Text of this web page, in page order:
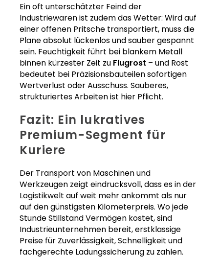
Ein oft unterschätzter Feind der
Industriewaren ist zudem das Wetter: Wird auf
einer offenen Pritsche transportiert, muss die
Plane absolut lückenlos und sauber gespannt
sein. Feuchtigkeit führt bei blankem Metall
binnen kürzester Zeit zu Flugrost – und Rost
bedeutet bei Präzisionsbauteilen sofortigen
Wertverlust oder Ausschuss. Sauberes,
strukturiertes Arbeiten ist hier Pflicht.
Fazit: Ein lukratives
Premium-Segment für
Kuriere
Der Transport von Maschinen und
Werkzeugen zeigt eindrucksvoll, dass es in der
Logistikwelt auf weit mehr ankommt als nur
auf den günstigsten Kilometerpreis. Wo jede
Stunde Stillstand Vermögen kostet, sind
Industrieunternehmen bereit, erstklassige
Preise für Zuverlässigkeit, Schnelligkeit und
fachgerechte Ladungssicherung zu zahlen.